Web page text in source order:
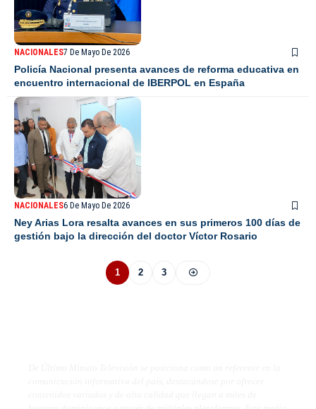
NACIONALES7 De Mayo De 2026
Policía Nacional presenta avances de reforma educativa en
encuentro internacional de IBERPOL en España
NACIONALES6 De Mayo De 2026
Ney Arias Lora resalta avances en sus primeros 100 días de
gestión bajo la dirección del doctor Víctor Rosario
1 2 3